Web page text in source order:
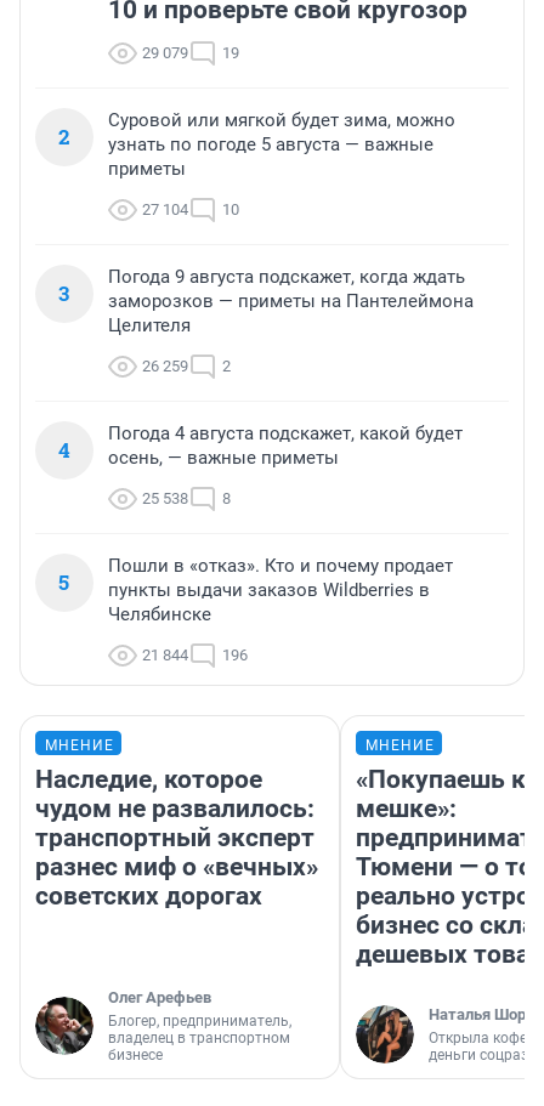
10 и проверьте свой кругозор
29 079 19
2
Суровой или мягкой будет зима, можно
узнать по погоде 5 августа — важные
приметы
27 104 10
3
Погода 9 августа подскажет, когда ждать
заморозков — приметы на Пантелеймона
Целителя
26 259 2
4
Погода 4 августа подскажет, какой будет
осень, — важные приметы
25 538 8
5
Пошли в «отказ». Кто и почему продает
пункты выдачи заказов Wildberries в
Челябинске
21 844 196
МНЕНИЕ
Наследие, которое
чудом не развалилось:
транспортный эксперт
разнес миф о «вечных»
советских дорогах
Олег Арефьев
Блогер, предприниматель,
владелец в транспортном
бизнесе
МНЕНИЕ
«Покупаешь
мешке»:
Тюмени — о
реально
бизнес со
дешевых
Наталья
Открыла
деньги